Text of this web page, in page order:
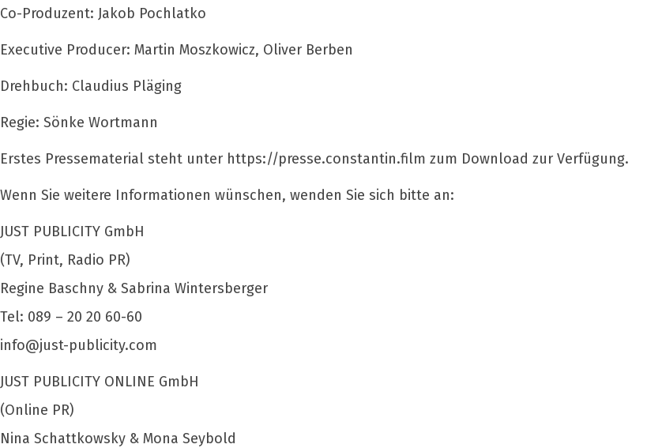
Co-Produzent: Jakob Pochlatko
Executive Producer: Martin Moszkowicz, Oliver Berben
Drehbuch: Claudius Pläging
Regie: Sönke Wortmann
Erstes Pressematerial steht unter https://presse.constantin.film zum Download zur Verfügung.
Wenn Sie weitere Informationen wünschen, wenden Sie sich bitte an:
JUST PUBLICITY GmbH
(TV, Print, Radio PR)
Regine Baschny & Sabrina Wintersberger
Tel: 089 – 20 20 60-60
info@just-publicity.com
JUST PUBLICITY ONLINE GmbH
(Online PR)
Nina Schattkowsky & Mona Seybold